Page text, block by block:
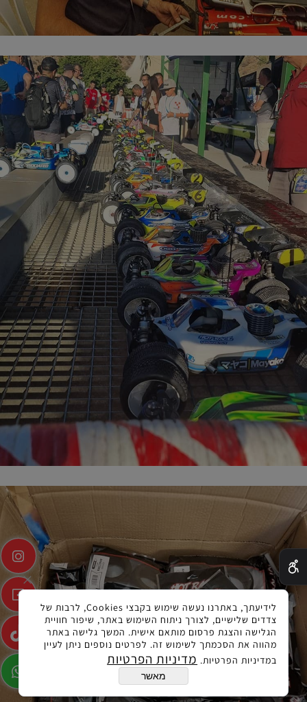
✕
לידיעתך, באתרנו נעשה שימוש בקבצי Cookies, לרבות של
צדדים שלישיים, לצורך ניתוח השימוש באתר, שיפור חוויית
הגלישה והצגת פרסום מותאם אישית. המשך גלישה באתר
מהווה את הסכמתך לשימוש זה. לפרטים נוספים ניתן לעיין
במדיניות הפרטיות. מדיניות הפרטיות
מאשר